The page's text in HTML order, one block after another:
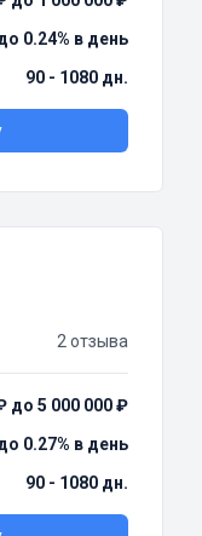
0.24% в день
90 - 1080 дн.
2 отзыва
до 5 000 000 ₽
0.27% в день
90 - 1080 дн.